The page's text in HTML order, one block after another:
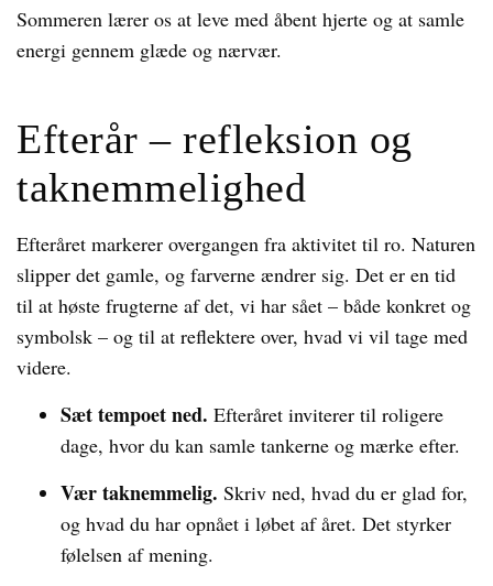
Sommeren lærer os at leve med åbent hjerte og at samle
energi gennem glæde og nærvær.
Efterår – refleksion og
taknemmelighed
Efteråret markerer overgangen fra aktivitet til ro. Naturen
slipper det gamle, og farverne ændrer sig. Det er en tid
til at høste frugterne af det, vi har sået – både konkret og
symbolsk – og til at reflektere over, hvad vi vil tage med
videre.
Sæt tempoet ned. Efteråret inviterer til roligere
dage, hvor du kan samle tankerne og mærke efter.
Vær taknemmelig. Skriv ned, hvad du er glad for,
og hvad du har opnået i løbet af året. Det styrker
følelsen af mening.